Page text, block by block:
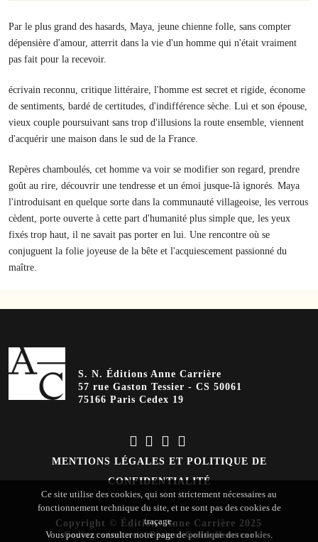
Par le plus grand des hasards, Maya, jeune chienne folle, sans compter
dépensière d'amour, atterrit dans la vie d'un homme qui n'était vraiment
pas fait pour la recevoir.
écrivain reconnu, critique littéraire, l'homme est secret et rigide, économe
de sentiments, bardé de certitudes, d'indifférence sèche. Lui et son épouse,
vieux couple poursuivant sans trop d'illusions la route ensemble, viennent
d'acquérir une maison dans le sud de la France.
Repères chamboulés, cet homme va voir se modifier son regard, prendre
goût au rire, découvrir une tendresse et un émoi jusque-là ignorés. Maya
l'introduisant en quelque sorte dans la communauté villageoise, les verrous
cèdent, porte ouverte à cette part d'humanité plus simple que, les yeux
fixés trop haut, il ne savait pas porter en lui. Une rencontre où se
conjuguent la folie joyeuse de la bête et l'acquiescement passionné du
maître.
S. N. Éditions Anne Carrière
57 rue Gaston Tessier - CS 50061
75166 Paris Cedex 19
MENTIONS LÉGALES ET POLITIQUE DE
CONFIDENTIALITÉ
Copyright © Éditions Anne Carrière 2025
Coding:verot.net-Design:Cerise Heurteur
Ce site utilise des cookies, qui sont strictement nécessaires au
fonctionnement technique du site, et ne sont pas des cookies de
traçage.
Vous pouvez consulter notre page depolitique des cookies.